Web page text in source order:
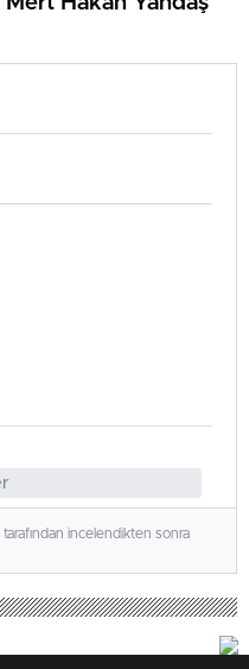
tarafından incelendikten sonra